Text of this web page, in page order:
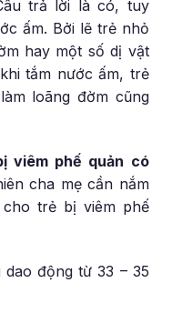
trả lời là có, tuy
ấm. Bởi lẽ trẻ nhỏ
hay một số dị vật
tắm nước ấm, trẻ
loãng đờm cũng
viêm phế quản có
cha mẹ cần nắm
trẻ bị viêm phế
động từ 33 – 35